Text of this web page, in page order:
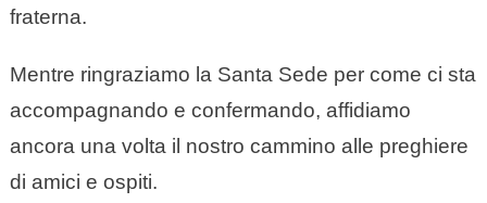
fraterna.
Mentre ringraziamo la Santa Sede per come ci sta
accompagnando e confermando, affidiamo
ancora una volta il nostro cammino alle preghiere
di amici e ospiti.